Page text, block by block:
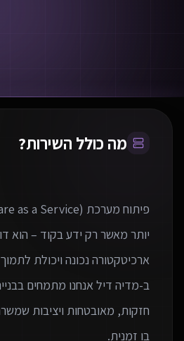
מה כולל השירות?
יותר מאשר רק ידע בקוד – הוא
ב-מדיה דיל אנחנו מתמחים
חזקות, מאובטחות ויציבות